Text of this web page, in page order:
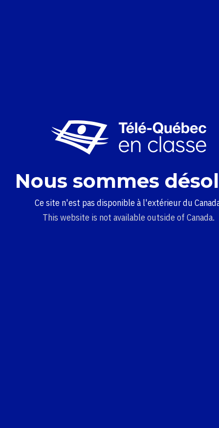
Nous sommes
Ce site n'est pas disponible à l'extérieur du
This website is not available outside of Canada.